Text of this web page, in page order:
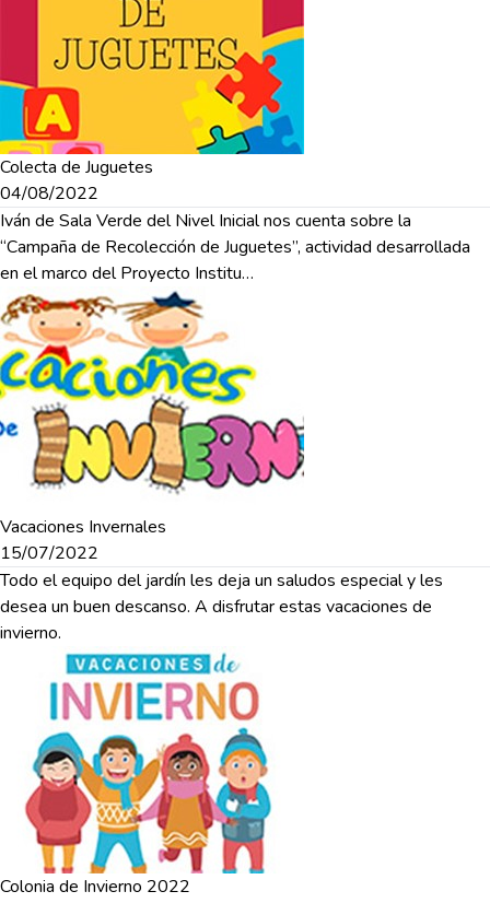
Colecta de Juguetes
04/08/2022
Iván de Sala Verde del Nivel Inicial nos cuenta sobre la
“Campaña de Recolección de Juguetes”, actividad desarrollada
en el marco del Proyecto Institu…
Vacaciones Invernales
15/07/2022
Todo el equipo del jardín les deja un saludos especial y les
desea un buen descanso. A disfrutar estas vacaciones de
invierno.
Colonia de Invierno 2022